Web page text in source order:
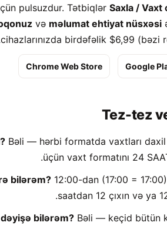
pulsuzdur. Tətbiqlər Saxla / Vaxt
və məlumat ehtiyat nüsxəsi
cihazlarınızda birdəfəlik $6,99 (bəzi
Google
Chrome Web Store
Tez-tez
Bəli — hərbi formatda vaxtları
üçün vaxt formatını 24
12:00-dan (17:00 =
saatdan 12 çıxın və ya
dəyişə bilərəm? Bəli — keçid bütün